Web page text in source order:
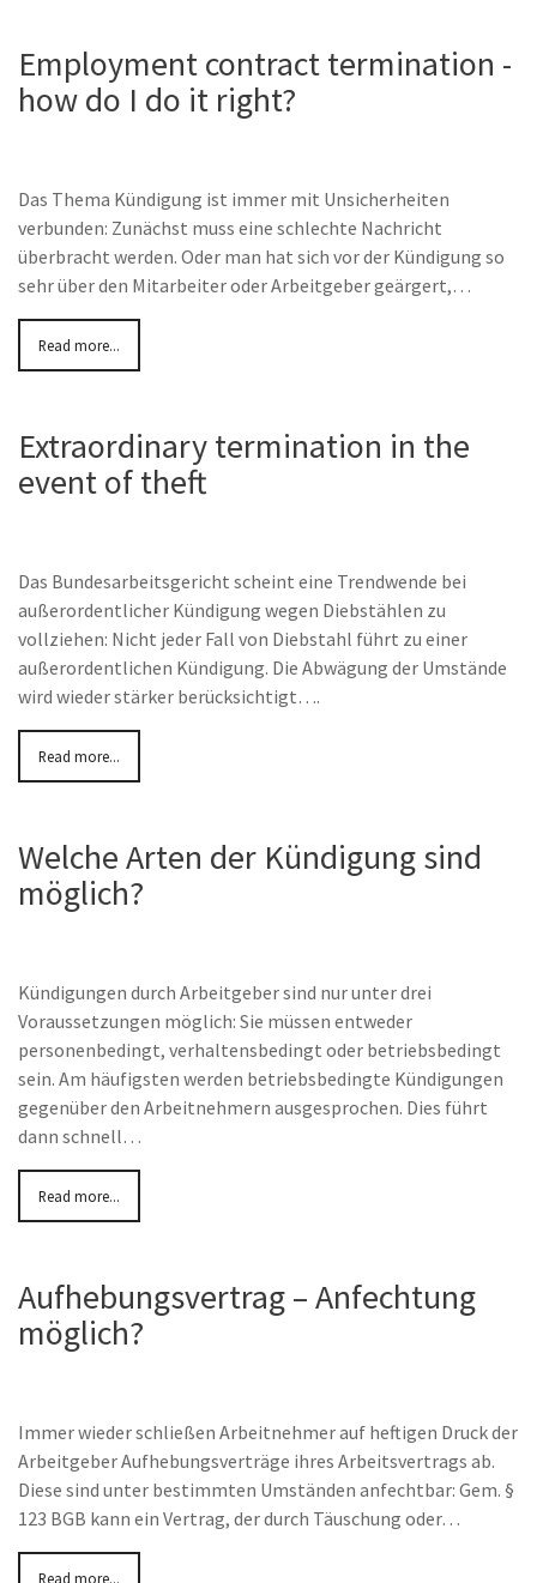
Employment contract termination -
how do I do it right?
Das Thema Kündigung ist immer mit Unsicherheiten
verbunden: Zunächst muss eine schlechte Nachricht
überbracht werden. Oder man hat sich vor der Kündigung so
sehr über den Mitarbeiter oder Arbeitgeber geärgert,…
Read more...
Extraordinary termination in the
event of theft
Das Bundesarbeitsgericht scheint eine Trendwende bei
außerordentlicher Kündigung wegen Diebstählen zu
vollziehen: Nicht jeder Fall von Diebstahl führt zu einer
außerordentlichen Kündigung. Die Abwägung der Umstände
wird wieder stärker berücksichtigt….
Read more...
Welche Arten der Kündigung sind
möglich?
Kündigungen durch Arbeitgeber sind nur unter drei
Voraussetzungen möglich: Sie müssen entweder
personenbedingt, verhaltensbedingt oder betriebsbedingt
sein. Am häufigsten werden betriebsbedingte Kündigungen
gegenüber den Arbeitnehmern ausgesprochen. Dies führt
dann schnell…
Read more...
Aufhebungsvertrag – Anfechtung
möglich?
Immer wieder schließen Arbeitnehmer auf heftigen Druck der
Arbeitgeber Aufhebungsverträge ihres Arbeitsvertrags ab.
Diese sind unter bestimmten Umständen anfechtbar: Gem. §
123 BGB kann ein Vertrag, der durch Täuschung oder…
Read more...